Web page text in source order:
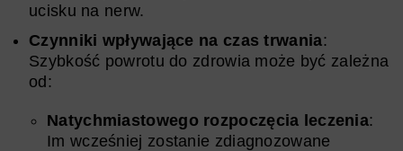
ucisku na nerw.
Czynniki wpływające na czas trwania:
Szybkość powrotu do zdrowia może być zależna
od:
Natychmiastowego rozpoczęcia leczenia:
Im wcześniej zostanie zdiagnozowane